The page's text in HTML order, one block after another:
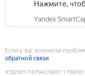
Нажмите,
Yandex
Если у вас возникли
обратной связи
9182081716794076837: